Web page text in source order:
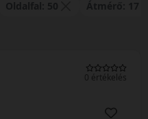
0 értékelés